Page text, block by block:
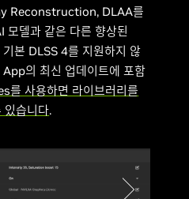
Reconstruction, DLAA를
모델과 같은 다른 향상된
본 DLSS 4를 지원하지 않
의 최신 업데이트에 포함
를 사용하면 라이브러리를
있습니다.